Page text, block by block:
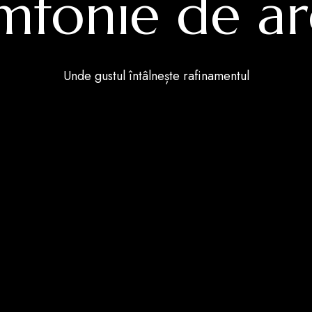
de
Unde gustul întâlnește rafinamentul